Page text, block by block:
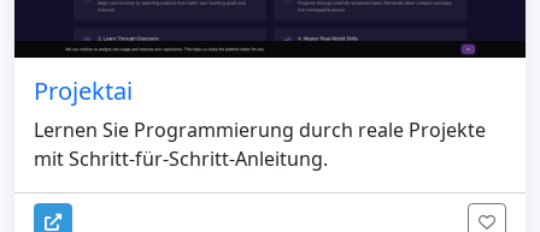
Projektai
Lernen Sie Programmierung durch reale Projekte
mit Schritt-für-Schritt-Anleitung.